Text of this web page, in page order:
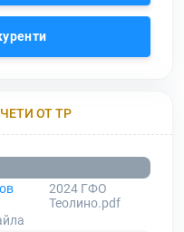
ОТ ТР
2024 ГФО
Теолино.pdf